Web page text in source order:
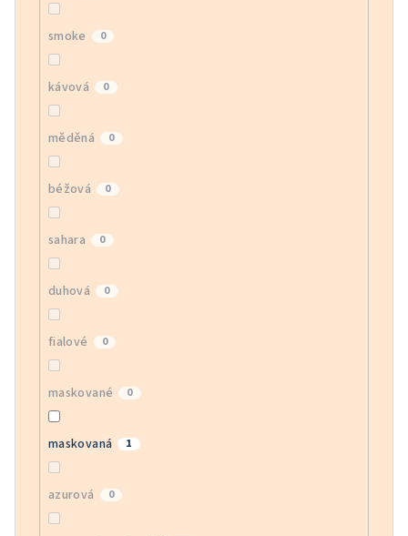
smoke 0
kávová 0
měděná 0
béžová 0
sahara 0
duhová 0
fialové 0
maskované 0
maskovaná 1
azurová 0